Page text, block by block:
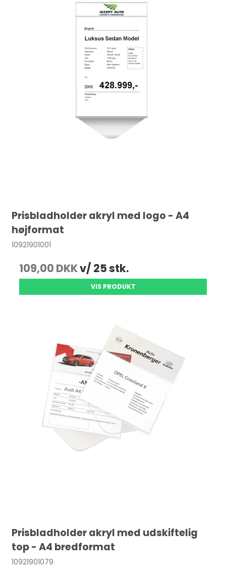
Prisbladholder akryl med logo - A4
højformat
10921901001
109,00 DKKv/ 25 stk.
VIS PRODUKT
Prisbladholder akryl med udskiftelig
top - A4 bredformat
10921901079